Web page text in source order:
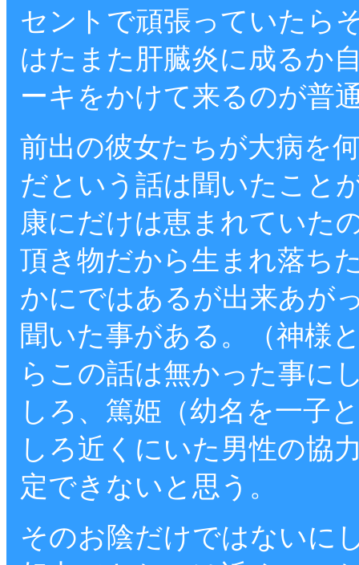
セントで頑張っていたら
はたまた肝臓炎に成るか
ーキをかけて来るのが普
前出の彼女たちが大病を
だという話は聞いたこと
康にだけは恵まれていた
頂き物だから生まれ落ち
かにではあるが出来あが
聞いた事がある。（神様
らこの話は無かった事に
しろ、篤姫（幼名を一子
しろ近くにいた男性の協
定できないと思う。
そのお陰だけではないに